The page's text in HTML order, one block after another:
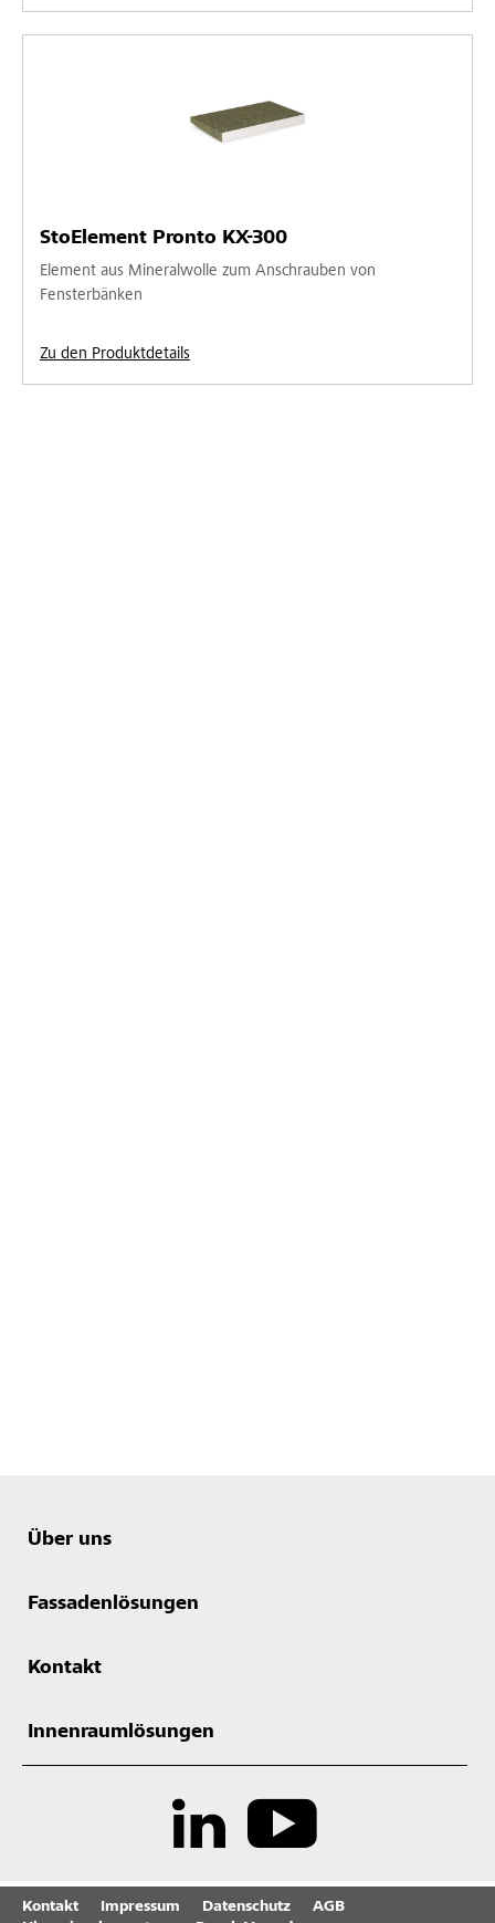
StoElement Pronto KX-300
Element aus Mineralwolle zum Anschrauben von
Fensterbänken
Zu den Produktdetails
Über uns
Fassadenlösungen
Kontakt
Innenraumlösungen
Kontakt Impressum Datenschutz
AGB